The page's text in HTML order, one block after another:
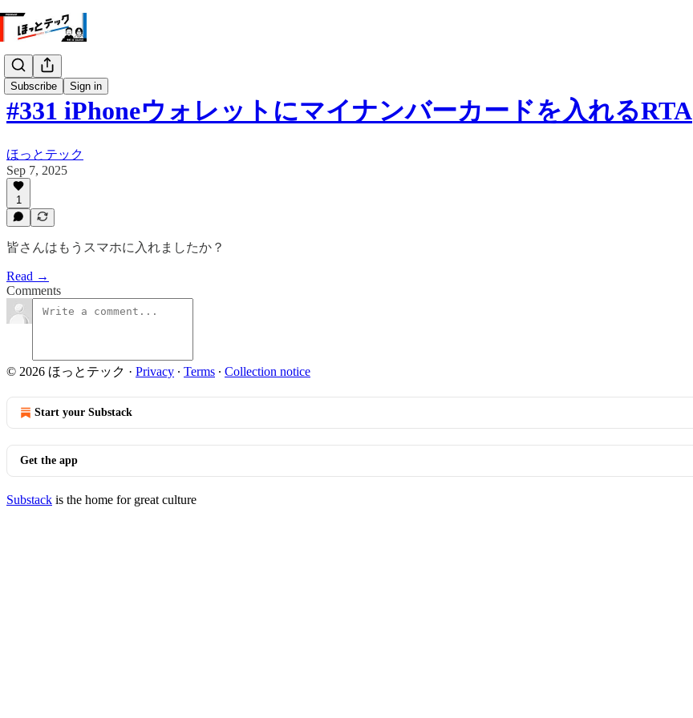
Subscribe Sign in
#331 iPhoneウォレットにマイナンバーカードを入れるRTA
ほっとテック
Sep 7, 2025
1
皆さんはもうスマホに入れましたか？
Read →
Comments
© 2026 ほっとテック · Privacy ∙ Terms ∙ Collection notice
Start your Substack
Get the app
Substack is the home for great culture